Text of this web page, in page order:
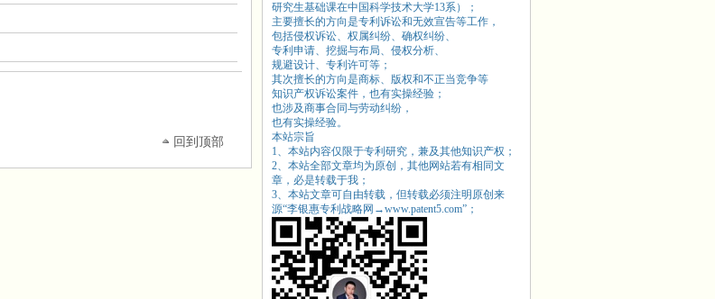
回到顶部
研究生基础课在中国科学技术大学13系）；
主要擅长的方向是专利诉讼和无效宣告等工作，
包括侵权诉讼、权属纠纷、确权纠纷、
专利申请、挖掘与布局、侵权分析、
规避设计、专利许可等；
其次擅长的方向是商标、版权和不正当竞争等
知识产权诉讼案件，也有实操经验；
也涉及商事合同与劳动纠纷，
也有实操经验。
本站宗旨
1、本站内容仅限于专利研究，兼及其他知识产权；
2、本站全部文章均为原创，其他网站若有相同文
章，必是转载于我；
3、本站文章可自由转载，但转载必须注明原创来
源“李银惠专利战略网→www.patent5.com”；